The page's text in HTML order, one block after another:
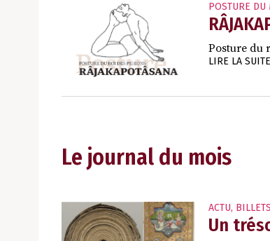
POSTURE DU
Posture du
LIRE LA SUITE
Le journal du mois
ACTU,
Un